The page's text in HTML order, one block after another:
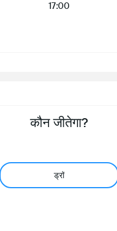
17:00
कौन जीतेगा?
ड्रॉ